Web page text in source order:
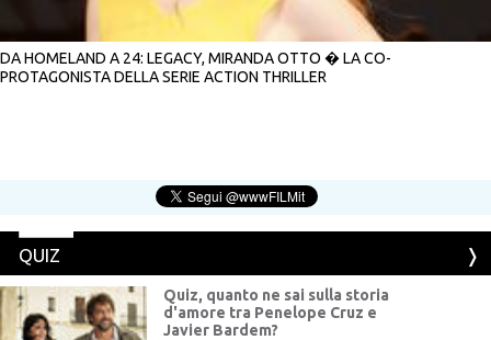
DA HOMELAND A 24: LEGACY, MIRANDA OTTO � LA CO-
PROTAGONISTA DELLA SERIE ACTION THRILLER
QUIZ
Quiz, quanto ne sai sulla storia
d'amore tra Penelope Cruz e
Javier Bardem?